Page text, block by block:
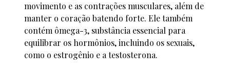
movimento e as contrações musculares, além de
manter o coração batendo forte. Ele também
contém ômega-3, substância essencial para
equilibrar os hormônios, incluindo os sexuais,
como o estrogênio e a testosterona.